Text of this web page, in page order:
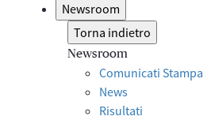
Newsroom
Torna indietro
Newsroom
Comunicati Stampa
News
Risultati